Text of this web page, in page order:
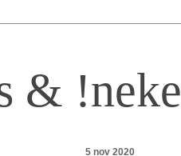
& !neke
5 nov 2020